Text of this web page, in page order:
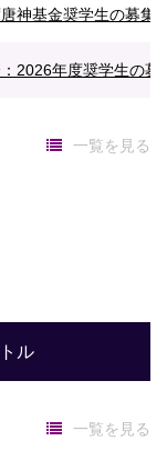
神基金奨学生の募集
2026年度奨学生の募
一覧を見る
ル
一覧を見る